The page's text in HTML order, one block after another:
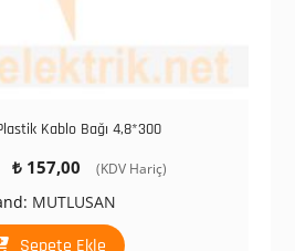
Kablo Bağı 4,8*300
Orijinal
fiyat:
₺ 262,00.
₺157,00
Şu
fiyat:
₺ 157,00.
(KDV Hariç)
MUTLUSAN
Sepete Ekle